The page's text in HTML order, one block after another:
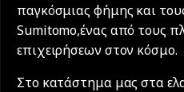
παγκόσμιας φήμης και
Sumitomo,ένας από τους
επιχειρήσεων στον κόσμο.
Στο κατάστημα μας στα